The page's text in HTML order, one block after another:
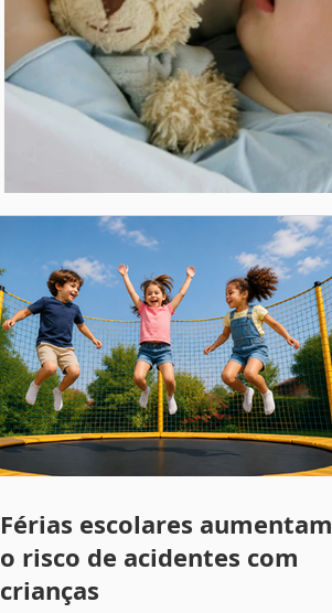
Férias escolares aumentam
o risco de acidentes com
crianças